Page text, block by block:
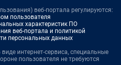
веб-портала регулируются:
пользователя
характеристик ПО
веб-портала и политикой
персональных данных
интернет-сервиса, специальные
пользователя не требуются